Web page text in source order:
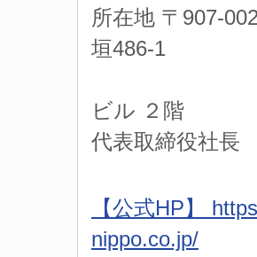
所在地 〒 907-
垣486-1
ビル ２階
代表取締役社
【公式HP】
nippo.co.jp/